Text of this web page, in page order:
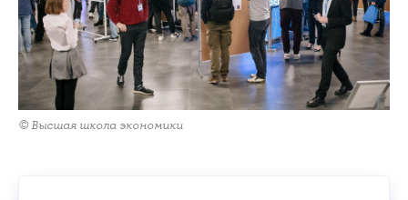
© Высшая школа экономики